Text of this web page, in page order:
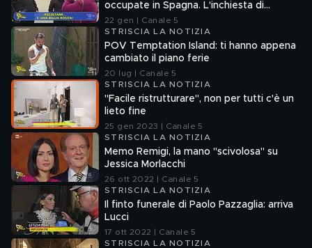
occupate in Spagna. L'inchiesta di
Francesco Mazza
22 gen | Canale 5
STRISCIA LA NOTIZIA
POV Temptation Island: ti hanno appena
cambiato il piano ferie
20 lug | Canale 5
STRISCIA LA NOTIZIA
"Facile ristrutturare", non per tutti c'è un
lieto fine
25 gen 2023 | Canale 5
STRISCIA LA NOTIZIA
Memo Remigi, la mano "scivolosa" su
Jessica Morlacchi
26 ott 2022 | Canale 5
STRISCIA LA NOTIZIA
Il finto funerale di Paolo Pazzaglia: arriva
Lucci
17 ott 2022 | Canale 5
STRISCIA LA NOTIZIA